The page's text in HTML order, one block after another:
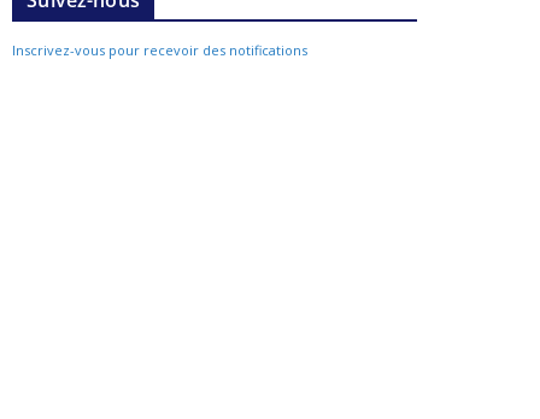
Inscrivez-vous pour recevoir des notifications